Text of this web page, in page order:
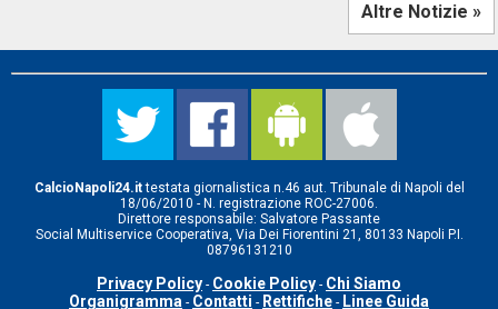
Altre Notizie »
CalcioNapoli24.ittestata giornalistica n.46 aut. Tribunale di Napoli del
18/06/2010 - N. registrazione ROC-27006.
Direttore responsabile: Salvatore Passante
Social Multiservice Cooperativa, Via Dei Fiorentini 21, 80133 Napoli P.I.
08796131210
Privacy Policy - Cookie Policy - Chi Siamo
Organigramma - Contatti - Rettifiche - Linee Guida